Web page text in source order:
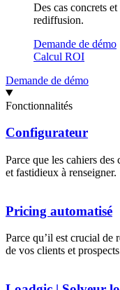
Des cas concrets
rediffusion.
Demande de démo
Calcul ROI
Demande de démo
Fonctionnalités
Configurateur
Parce que les cahiers
et fastidieux à renseigner.
Pricing automatisé
Parce qu’il est crucial de
de vos clients et